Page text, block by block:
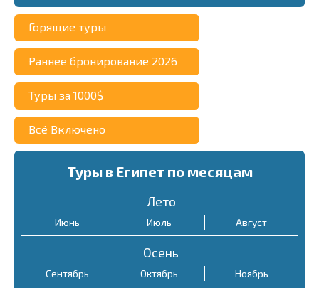
Горящие туры
Раннее бронирование 2026
Туры за 1000$
Всё Включено
Туры в Египет по месяцам
Лето
Июнь Июль Август
Осень
Сентябрь Октябрь Ноябрь